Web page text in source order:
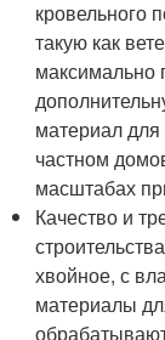
кровельного
такую как
максимально
материал для
частном
масштабах
Качество и
хвойное, с
материалы